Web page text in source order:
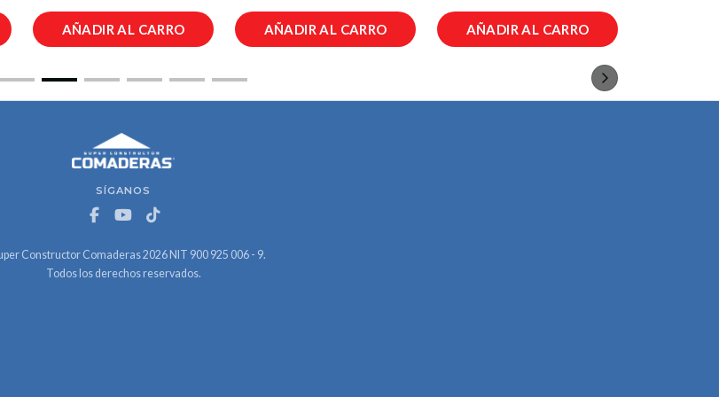
AÑADIR AL CARRO AÑADIR AL CARRO AÑADIR AL CARRO
SÍGANOS
Constructor Comaderas 2026 NIT 900 925 006 - 9.
Todos los derechos reservados.